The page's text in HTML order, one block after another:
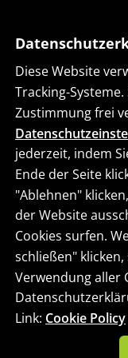
Diese Website
Tracking-
Zustimmung frei
jederzeit, indem
Ende der Seite
"Ablehnen"
der Website
Cookies surfen.
schließen"
Verwendung aller
Link: Cookie Policy